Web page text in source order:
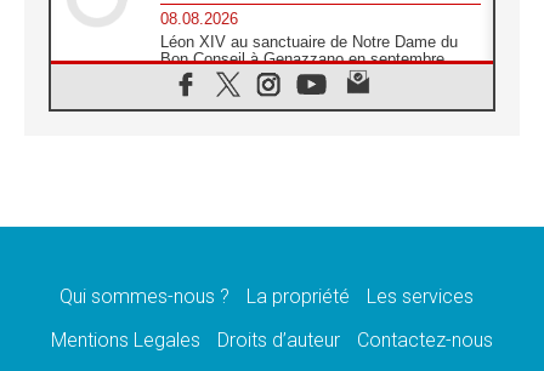
08.08.2026
Léon XIV au sanctuaire de Notre Dame du
Bon Conseil à Genazzano en septembre
08.08.2026
Léon XIV: Sainte Agathe aide à contempler
08.08.2026
08.08.2026
Dalits sur le chemin de la dignité
Qui sommes-nous ? La propriété
Les services
Mentions Legales
Droits d’auteur Contactez-nous